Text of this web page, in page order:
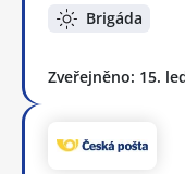
Brigáda
Zveřejněno: 15.